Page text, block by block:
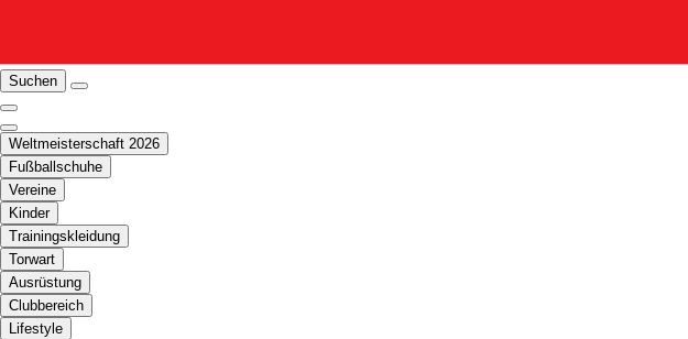
Suchen
Weltmeisterschaft 2026
Fußballschuhe
Vereine
Kinder
Trainingskleidung
Torwart
Ausrüstung
Clubbereich
Lifestyle